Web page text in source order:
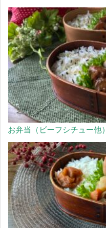
お弁当（ビーフシチュー他）